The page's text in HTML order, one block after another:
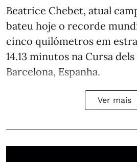
Beatrice Chebet, atual
bateu hoje o recorde
cinco quilómetros em
14.13 minutos na Cursa
Barcelona, Espanha.
Ver mais